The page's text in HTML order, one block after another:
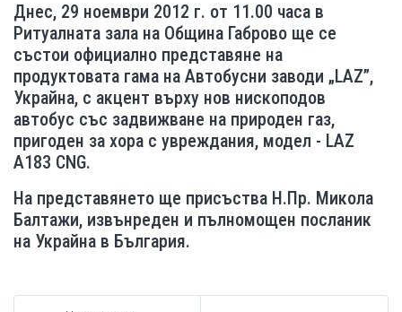
Днес, 29 ноември 2012 г. от 11.00 часа в
Ритуалната зала на Община Габрово ще се
състои официално представяне на
продуктовата гама на Автобусни заводи „LAZ”,
Украйна, с акцент върху нов нископодов
автобус със задвижване на природен газ,
пригоден за хора с увреждания, модел - LAZ
А183 CNG.
На представянето ще присъства Н.Пр. Микола
Балтажи, извънреден и пълномощен посланик
на Украйна в България.